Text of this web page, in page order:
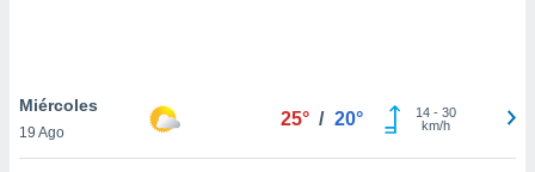
Miércoles
19 Ago
25° / 20° 14- 30
km/h